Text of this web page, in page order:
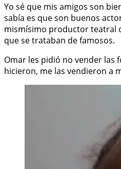
Yo sé que mis amigos son
sabía es que son buenos
mismísimo productor teatral
que se trataban de famosos.
Omar les pidió no vender las
hicieron, me las vendieron a